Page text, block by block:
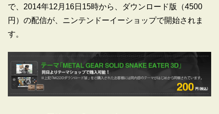
で、2014年12月16日15時から、ダウンロード版（4500
円）の配信が、ニンテンドーイーショップで開始されま
す。